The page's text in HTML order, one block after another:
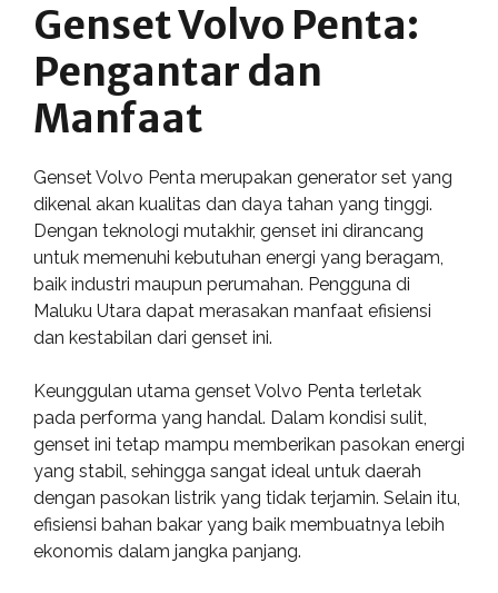
Genset Volvo Penta:
Pengantar dan
Manfaat
Genset Volvo Penta merupakan generator set yang
dikenal akan kualitas dan daya tahan yang tinggi.
Dengan teknologi mutakhir, genset ini dirancang
untuk memenuhi kebutuhan energi yang beragam,
baik industri maupun perumahan. Pengguna di
Maluku Utara dapat merasakan manfaat efisiensi
dan kestabilan dari genset ini.
Keunggulan utama genset Volvo Penta terletak
pada performa yang handal. Dalam kondisi sulit,
genset ini tetap mampu memberikan pasokan energi
yang stabil, sehingga sangat ideal untuk daerah
dengan pasokan listrik yang tidak terjamin. Selain itu,
efisiensi bahan bakar yang baik membuatnya lebih
ekonomis dalam jangka panjang.